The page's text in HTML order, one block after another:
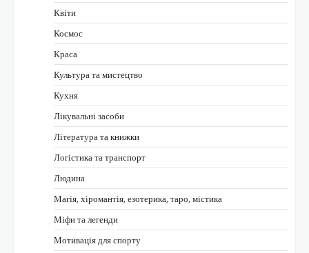
Квіти
Космос
Краса
Культура та мистецтво
Кухня
Лікувальні засоби
Література та книжки
Логістика та транспорт
Людина
Магія, хіромантія, езотерика, таро, містика
Міфи та легенди
Мотивація для спорту